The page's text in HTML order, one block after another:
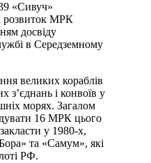
«Сивуч»
розвиток МРК
досвіду
в Середземному
великих кораблів
з’єднань і конвоїв у
морях. Загалом
16 МРК цього
у 1980-х,
та «Самум», які
РФ.